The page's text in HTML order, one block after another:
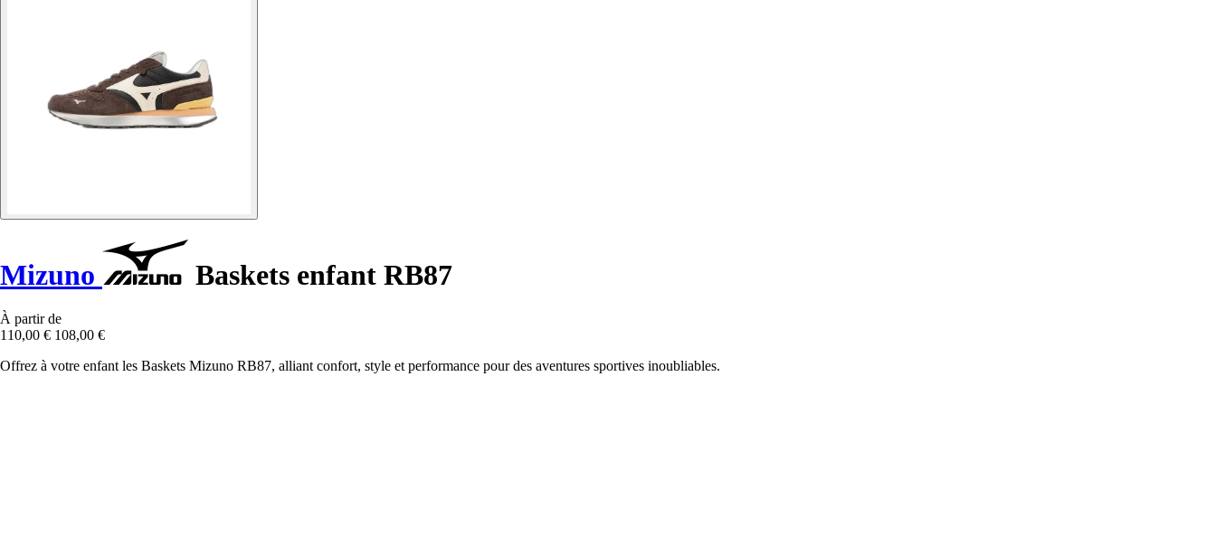
Mizuno Baskets enfant RB87
À partir de
110,00 € 108,00 €
Offrez à votre enfant les Baskets Mizuno RB87, alliant confort, style et performance pour des aventures sportives inoubliables.